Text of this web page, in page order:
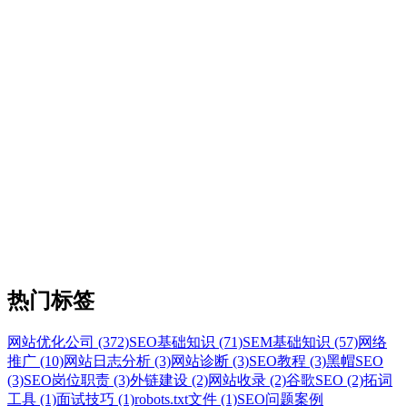
热门标签
网站优化公司 (372)SEO基础知识 (71)SEM基础知识 (57)网络
推广 (10)网站日志分析 (3)网站诊断 (3)SEO教程 (3)黑帽SEO
(3)SEO岗位职责 (3)外链建设 (2)网站收录 (2)谷歌SEO (2)拓词
工具 (1)面试技巧 (1)robots.txt文件 (1)SEO问题案例